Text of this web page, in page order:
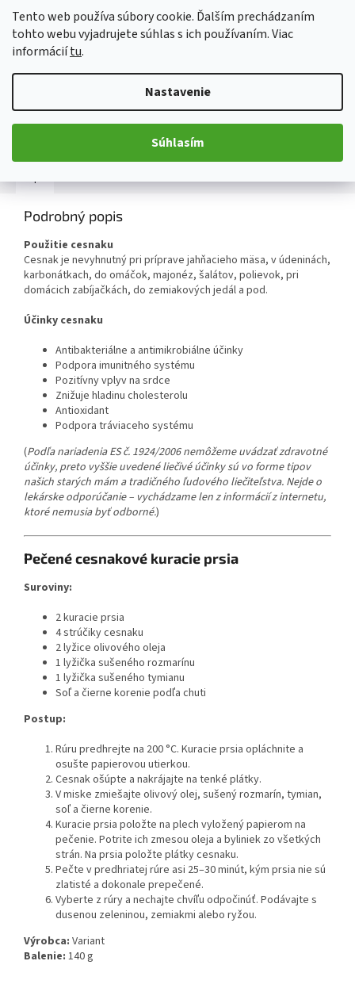
Tento web používa súbory cookie. Ďalším prechádzaním
tohto webu vyjadrujete súhlas s ich používaním. Viac
informáciítu.
Nastavenie
Súhlasím
židovské, čínské či indické kuchyni.
Detailné informácie
OPÝTAŤ SA ZDIEĽAŤ
Popis Diskusia
Podrobný popis
Použitie cesnaku
Cesnak je nevyhnutný pri príprave jahňacieho mäsa, v údeninách,
karbonátkach, do omáčok, majonéz, šalátov, polievok, pri
domácich zabíjačkách, do zemiakových jedál a pod.
Účinky cesnaku
Antibakteriálne a antimikrobiálne účinky
Podpora imunitného systému
Pozitívny vplyv na srdce
Znižuje hladinu cholesterolu
Antioxidant
Podpora tráviaceho systému
(Podľa nariadenia ES č. 1924/2006 nemôžeme uvádzať zdravotné
účinky, preto vyššie uvedené liečivé účinky sú vo forme tipov
našich starých mám a tradičného ľudového liečiteľstva. Nejde o
lekárske odporúčanie – vychádzame len z informácií z internetu,
ktoré nemusia byť odborné.)
Pečené cesnakové kuracie prsia
Suroviny:
2 kuracie prsia
4 strúčiky cesnaku
2 lyžice olivového oleja
1 lyžička sušeného rozmarínu
1 lyžička sušeného tymianu
Soľ a čierne korenie podľa chuti
Postup:
Rúru predhrejte na 200 °C. Kuracie prsia opláchnite a
osušte papierovou utierkou.
Cesnak ošúpte a nakrájajte na tenké plátky.
V miske zmiešajte olivový olej, sušený rozmarín, tymian,
soľ a čierne korenie.
Kuracie prsia položte na plech vyložený papierom na
pečenie. Potrite ich zmesou oleja a byliniek zo všetkých
strán. Na prsia položte plátky cesnaku.
Pečte v predhriatej rúre asi 25–30 minút, kým prsia nie sú
zlatisté a dokonale prepečené.
Vyberte z rúry a nechajte chvíľu odpočinúť. Podávajte s
dusenou zeleninou, zemiakmi alebo ryžou.
Výrobca: Variant
Balenie: 140 g